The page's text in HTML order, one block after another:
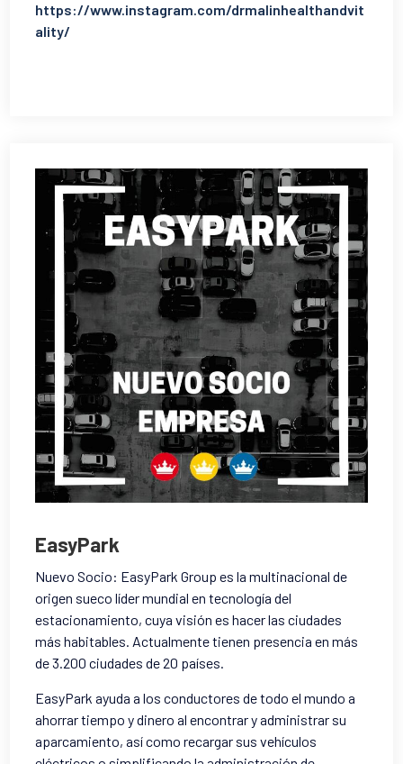
https://www.instagram.com/drmalinhealthandvit
ality/
EasyPark
Nuevo Socio: EasyPark Group es la multinacional de
origen sueco líder mundial en tecnología del
estacionamiento, cuya visión es hacer las ciudades
más habitables . Actualmente tienen presencia en más
de 3.200 ciudades de 20 países
EasyPark ayuda a los conductores de todo el mundo a
ahorrar tiempo y dinero al encontrar y administrar su
aparcamiento, así como recargar sus vehículos